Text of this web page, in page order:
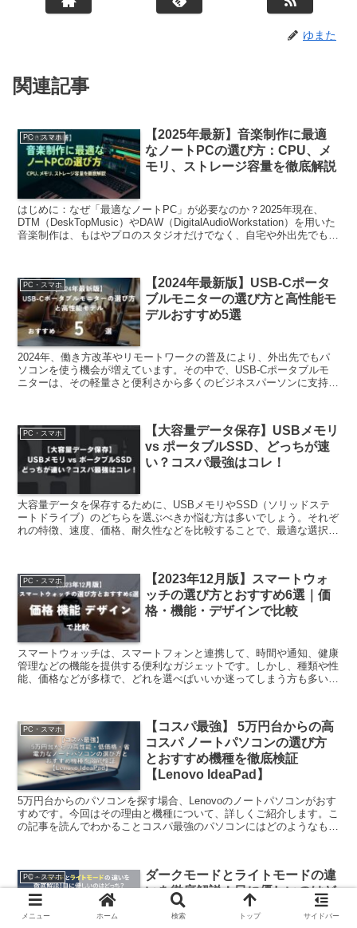
ゆまた
関連記事
PC・スマホ
【2025年最新】音楽制作に最適
なノートPCの選び方：CPU、メ
モリ、ストレージ容量を徹底解説
はじめに：なぜ「最適なノートPC」が必要なのか？2025年現在、
DTM（DeskTopMusic）やDAW（DigitalAudioWorkstation）を用いた
音楽制作は、もはやプロのスタジオだけでなく、自宅や外出先でも手
PC・スマホ
【2024年最新版】USB-Cポータ
ブルモニターの選び方と高性能モ
デルおすすめ5選
2024年、働き方改革やリモートワークの普及により、外出先でもパ
ソコンを使う機会が増えています。その中で、USB-Cポータブルモ
ニターは、その軽量さと便利さから多くのビジネスパーソンに支持さ
PC・スマホ
【大容量データ保存】USBメモリ
vs ポータブルSSD、どっちが速
い？コスパ最強はコレ！
大容量データを保存するために、USBメモリやSSD（ソリッドステ
ートドライブ）のどちらを選ぶべきか悩む方は多いでしょう。それぞ
れの特徴、速度、価格、耐久性などを比較することで、最適な選択を
PC・スマホ
【2023年12月版】スマートウォ
ッチの選び方とおすすめ6選｜価
格・機能・デザインで比較
スマートウォッチは、スマートフォンと連携して、時間や通知、健康
管理などの機能を提供する便利なガジェットです。しかし、種類や性
能、価格などが多様で、どれを選べばいいか迷ってしまう方も多いで
PC・スマホ
【コスパ最強】 5万円台からの高
コスパ ノートパソコンの選び方
とおすすめ機種を徹底検証
【Lenovo IdeaPad】
5万円台からのパソコンを探す場合、Lenovoのノートパソコンがおす
すめです。今回はその理由と機種について、詳しくご紹介します。こ
の記事を読んでわかることコスパ最強のパソコンにはどのようなもの
PC・スマホ
ダークモードとライトモードの違
いを徹底解説！目に優しいのはど
っち？【2025年最新版】
メニュー ホーム 検索 トップ サイドバー